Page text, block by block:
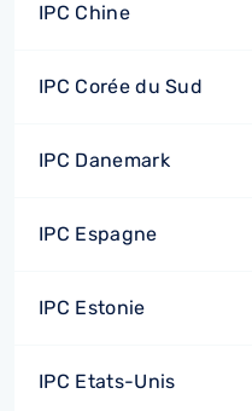
IPC Chine
IPC Corée du Sud
IPC Danemark
IPC Espagne
IPC Estonie
IPC Etats-Unis